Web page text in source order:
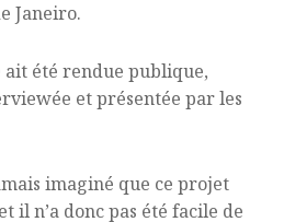
Janeiro.
ait été rendue publique,
et présentée par les
imaginé que ce projet
il n’a donc pas été facile de